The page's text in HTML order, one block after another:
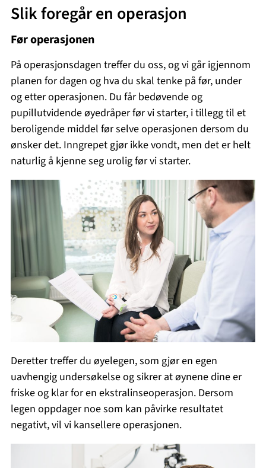
Slik foregår en operasjon
Før operasjonen
På operasjonsdagen treffer du oss, og vi går igjennom
planen for dagen og hva du skal tenke på før, under
og etter operasjonen. Du får bedøvende og
pupillutvidende øyedråper før vi starter, i tillegg til et
beroligende middel før selve operasjonen dersom du
ønsker det. Inngrepet gjør ikke vondt, men det er helt
naturlig å kjenne seg urolig før vi starter.
Deretter treffer du øyelegen, som gjør en egen
uavhengig undersøkelse og sikrer at øynene dine er
friske og klar for en ekstralinseoperasjon. Dersom
legen oppdager noe som kan påvirke resultatet
negativt, vil vi kansellere operasjonen.